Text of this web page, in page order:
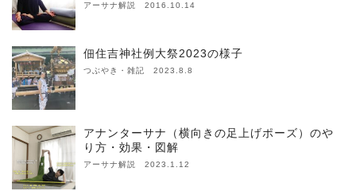
アーサナ解説 2016.10.14
佃住吉神社例大祭2023の様子
つぶやき・雑記 2023.8.8
アナンターサナ（横向きの足上げポーズ）のや
り方・効果・図解
アーサナ解説 2023.1.12